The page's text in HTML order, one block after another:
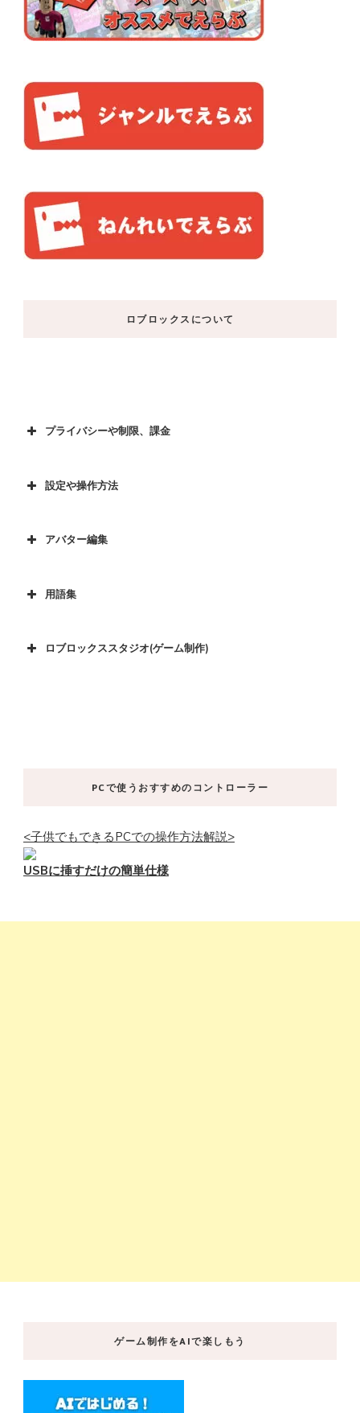
ロブロックスについて
プライバシーや制限、課金
設定や操作方法
アバター編集
用語集
ロブロックススタジオ(ゲーム制作)
PCで使うおすすめのコントローラー
<子供でもできるPCでの操作方法解説>
USBに挿すだけの簡単仕様
ゲーム制作をAIで楽しもう